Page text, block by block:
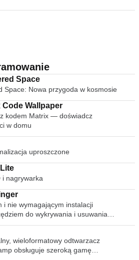
Space
Space: Nowa przygoda w kosmosie
Wallpaper
kodem Matrix — doświadcz
w domu
uproszczone
i nagrywarka
i nie wymagającym instalacji
do wykrywania i usuwania
oprogramowania i zagrożeń,
jest już zainfekowany. Chociaż Stinger
oprogramowania
jest aktualizowany wiele razy w
wieloformatowy odtwarzacz